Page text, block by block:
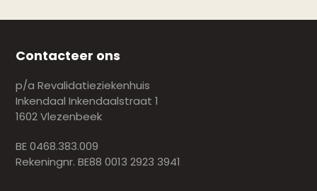
Contacteer ons
p/a Revalidatieziekenhuis
Inkendaal Inkendaalstraat 1
1602 Vlezenbeek
BE 0468.383.009
Rekeningnr. BE88 0013 2923 3941